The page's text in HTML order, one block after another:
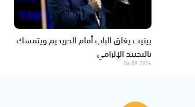
بينيت يغلق الباب أمام الحريديم ويتمسك
بالتجنيد الإلزامي
06.08.2026